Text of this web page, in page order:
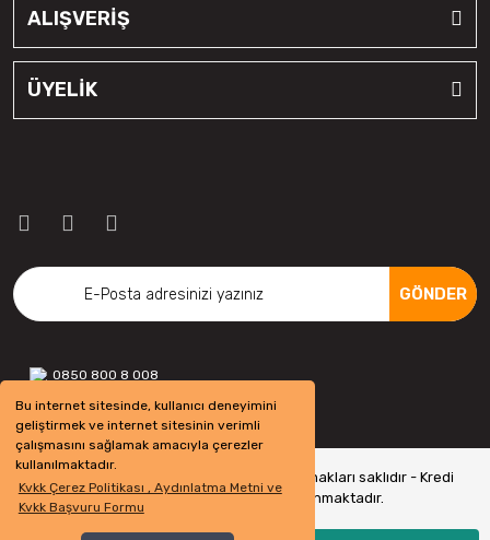
Bu internet sitesinde, kullanıcı deneyimini
geliştirmek ve internet sitesinin verimli
çalışmasını sağlamak amacıyla çerezler
kullanılmaktadır.
Kvkk Çerez Politikası , Aydınlatma Metni ve
Kvkk Başvuru Formu
ALIŞVERİŞ
ÜYELİK
GÖNDER
0850 800 8 008
Copyright 2022 © - otolastikavm.com - Tüm hakları saklıdır - Kredi
kartı bilgileriniz 256bit SSL Sertifikası ile Korunmaktadır.